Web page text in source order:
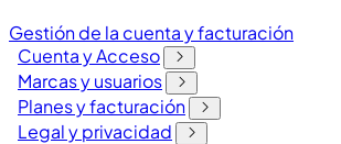
Gestión de la cuenta y facturación
Cuenta y Acceso
Marcas y usuarios
Planes y facturación
Legal y privacidad